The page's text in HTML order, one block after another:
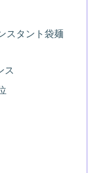
スタント袋麺
ス